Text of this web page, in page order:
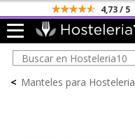
4,73 / 5
< Manteles para Hosteleria